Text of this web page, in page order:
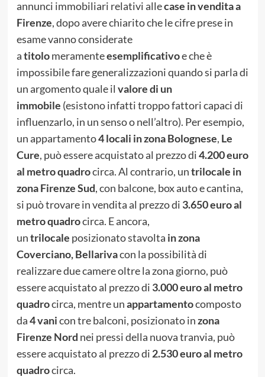
annunci immobiliari relativi allecase in vendita a
Firenze, dopo avere chiarito che le cifre prese in
esame vanno considerate
atitolomeramenteesemplificativoe che è
impossibile fare generalizzazioni quando si parla di
un argomento quale il valore di un
immobile (esistono infatti troppo fattori capaci di
influenzarlo, in un senso o nell’altro). Per esempio,
un appartamento4 locali in zona Bolognese, Le
Cure, può essere acquistato al prezzo di4.200 euro
al metro quadrocirca. Al contrario, untrilocale in
zona Firenze Sud, con balcone, box auto e cantina,
si può trovare in vendita al prezzo di 3.650 euro al
metro quadrocirca. E ancora,
untrilocale posizionato stavolta in zona
Coverciano, Bellarivacon la possibilità di
realizzare due camere oltre la zona giorno, può
essere acquistato al prezzo di 3.000 euro al metro
quadrocirca, mentre unappartamentocomposto
da4 vanicon tre balconi, posizionato inzona
Firenze Nord nei pressi della nuova tranvia, può
essere acquistato al prezzo di 2.530 euro al metro
quadrocirca.